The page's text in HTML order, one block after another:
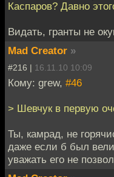
Каспаров? Давно
Видать, гранты не
Mad Creator »
#216 | 16.11.10 10:09
Кому: grew, #46
> Шевчук в первую
Ты, камрад, не
даже если б был
уважать его не